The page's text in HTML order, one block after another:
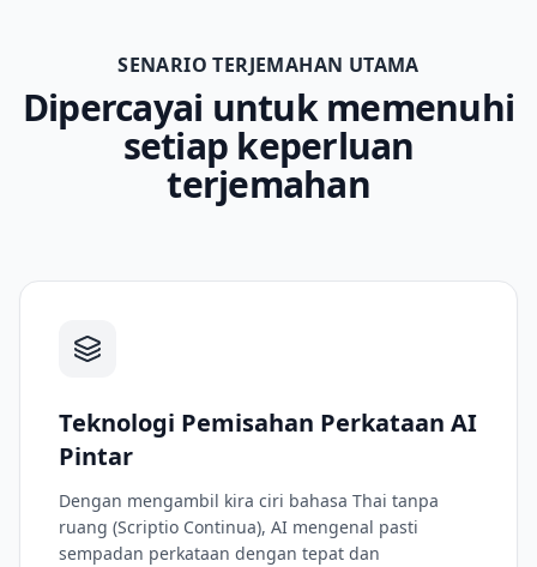
SENARIO TERJEMAHAN UTAMA
Dipercayai untuk memenuhi
setiap keperluan
terjemahan
Teknologi Pemisahan Perkataan AI
Pintar
Dengan mengambil kira ciri bahasa Thai tanpa
ruang (Scriptio Continua), AI mengenal pasti
sempadan perkataan dengan tepat dan